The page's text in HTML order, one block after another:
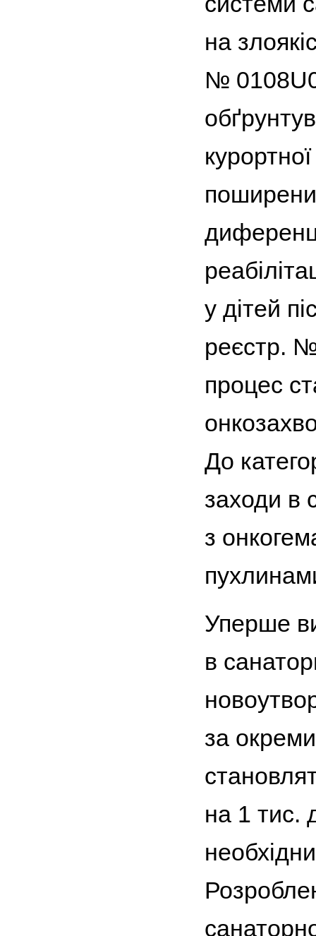
на
№
у дітей
реєстр. №
процес
До
заходи в
з
Уперше
в
за
на 1 тис.